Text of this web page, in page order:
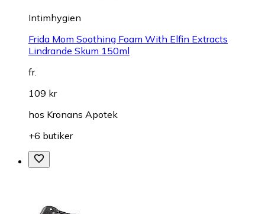
Intimhygien
Frida Mom Soothing Foam With Elfin Extracts
Lindrande Skum 150ml
fr.
109 kr
hos Kronans Apotek
+6 butiker